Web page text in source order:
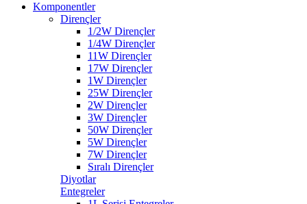
Komponentler
Dirençler
1/2W Dirençler
1/4W Dirençler
11W Dirençler
17W Dirençler
1W Dirençler
25W Dirençler
2W Dirençler
3W Dirençler
50W Dirençler
5W Dirençler
7W Dirençler
Sıralı Dirençler
Diyotlar
Entegreler